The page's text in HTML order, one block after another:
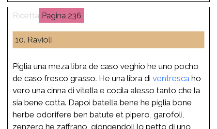
236
10. Ravioli
Piglia una meza libra de caso veghio he uno pocho
de caso fresco grasso. He una libra di ventresca ho
vero una cinna di vitella e cocila alesso tanto che la
sia bene cotta. Dapoi batella bene he piglia bone
herbe odorifere ben batute et pipero, garofoli,
zenzero he zaffrano, giongendoli lo petto di uno